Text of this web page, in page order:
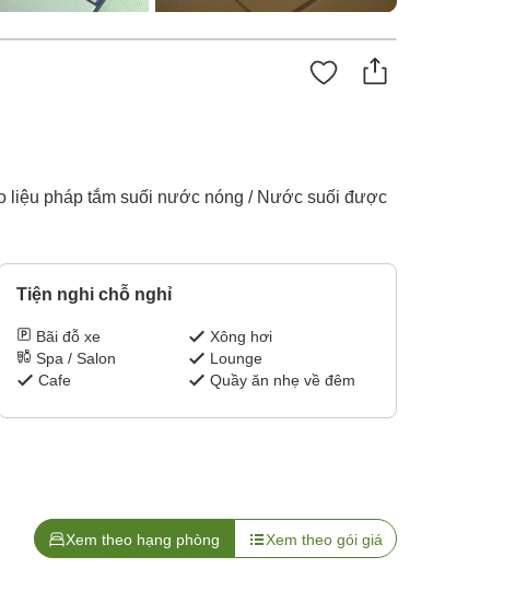
liệu pháp tắm suối nước nóng / Nước suối được
Tiện nghi chỗ nghỉ
Bãi đỗ xe
Xông hơi
Spa / Salon
Lounge
Cafe
Quầy ăn nhẹ về đêm
Xem theo hạng phòng Xem theo gói giá